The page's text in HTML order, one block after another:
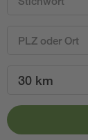
30 km